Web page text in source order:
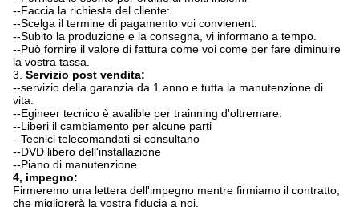
--Faccia la richiesta del cliente:
--Scelga il termine di pagamento voi convienent.
--Subito la produzione e la consegna, vi informano a tempo.
--Può fornire il valore di fattura come voi come per fare diminuire
la vostra tassa.
3. Servizio post vendita:
--servizio della garanzia da 1 anno e tutta la manutenzione di
vita.
--Egineer tecnico è avalible per trainning d'oltremare.
--Liberi il cambiamento per alcune parti
--Tecnici telecomandati si consultano
--DVD libero dell'installazione
--Piano di manutenzione
4, impegno:
Firmeremo una lettera dell'impegno mentre firmiamo il contratto,
che migliorerà la vostra fiducia a noi.